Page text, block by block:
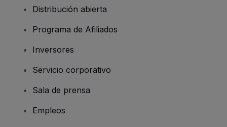
Distribución abierta
Programa de Afiliados
Inversores
Servicio corporativo
Sala de prensa
Empleos